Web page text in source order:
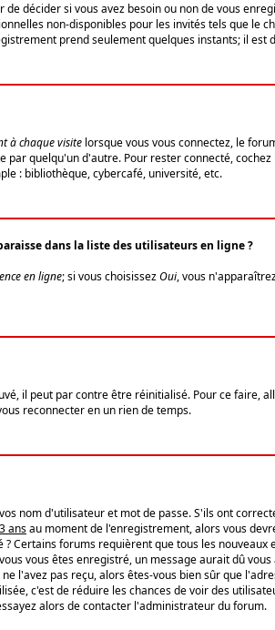
décider si vous avez besoin ou non de vous
non-disponibles pour les invités tels que le
prend seulement quelques instants; il est
à chaque visite lorsque vous vous connectez, le
quelqu'un d'autre. Pour rester connecté,
: bibliothèque, cybercafé, université, etc.
dans la liste des utilisateurs en ligne ?
en ligne; si vous choisissezOui, vous
il peut par contre être réinitialisé. Pour ce faire,
reconnecter en un rien de temps.
nom d'utilisateur et mot de passe. S'ils ont
ansau moment de l'enregistrement, alors vous
Certains forums requièrent que tous les
vous êtes enregistré, un message aurait dû
l'avez pas reçu, alors êtes-vous bien sûr que
c'est de réduire les chances de voir des
alors de contacter l'administrateur du forum.